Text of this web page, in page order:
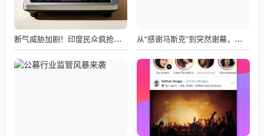
断气威胁加剧！印度民众疯抢电磁炉 制造商将从中国空运部件 从“感谢马斯克”到突然谢幕，千问核心负责人林俊旸自宣卸任